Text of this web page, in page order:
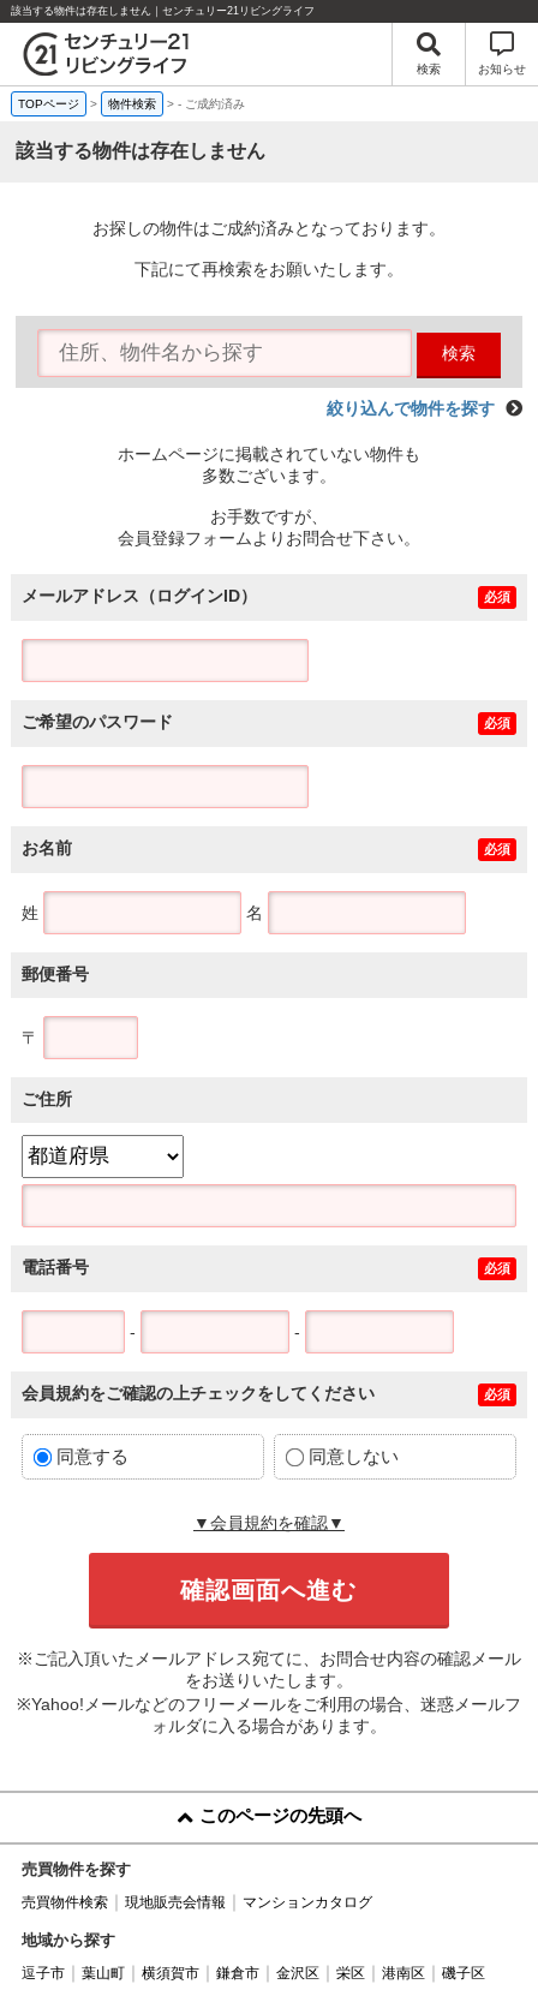
該当する物件は存在しません｜センチュリー21リビングライフ
検索 お知らせ
TOPページ > 物件検索 >- ご成約済み
該当する物件は存在しません
お探しの物件はご成約済みとなっております。
下記にて再検索をお願いたします。
検索
絞り込んで物件を探す
ホームページに掲載されていない物件も
多数ございます。
お手数ですが、
会員登録フォームよりお問合せ下さい。
メールアドレス（ログインID） 必須
ご希望のパスワード 必須
お名前 必須
姓 名
郵便番号
〒
ご住所
電話番号 必須
- -
会員規約をご確認の上チェックをしてください 必須
同意する 同意しない
▼会員規約を確認▼
※ご記入頂いたメールアドレス宛てに、お問合せ内容の確認メール
をお送りいたします。
※Yahoo!メールなどのフリーメールをご利用の場合、迷惑メールフ
ォルダに入る場合があります。
このページの先頭へ
売買物件を探す
売買物件検索 現地販売会情報 マンションカタログ
地域から探す
逗子市 葉山町 横須賀市 鎌倉市 金沢区 栄区 港南区 磯子区